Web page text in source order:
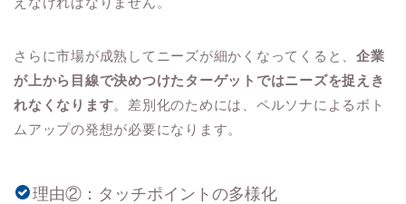
さらに市場が成熟してニーズが細かくなってくると、企業
が上から目線で決めつけたターゲットではニーズを捉えき
れなくなります。差別化のためには、ペルソナによるボト
ムアップの発想が必要になります。
理由②：タッチポイントの多様化